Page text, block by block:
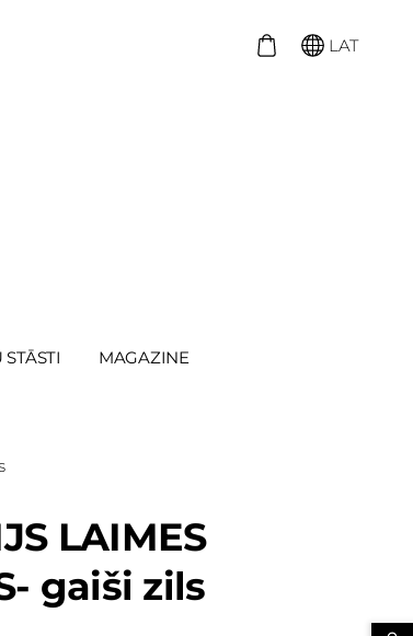
MAGAZINE
LAT
LAIMES
gaiši zils